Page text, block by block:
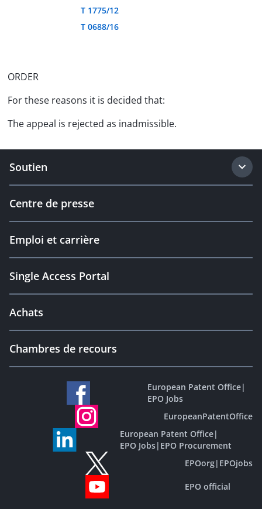
T 1775/12
T 0688/16
ORDER
For these reasons it is decided that:
The appeal is rejected as inadmissible.
Soutien
Centre de presse
Emploi et carrière
Single Access Portal
Achats
Chambres de recours
European Patent Office|
EPO Jobs
EuropeanPatentOffice
European Patent Office|
EPO Jobs| EPO Procurement
EPOorg| EPOjobs
EPO official